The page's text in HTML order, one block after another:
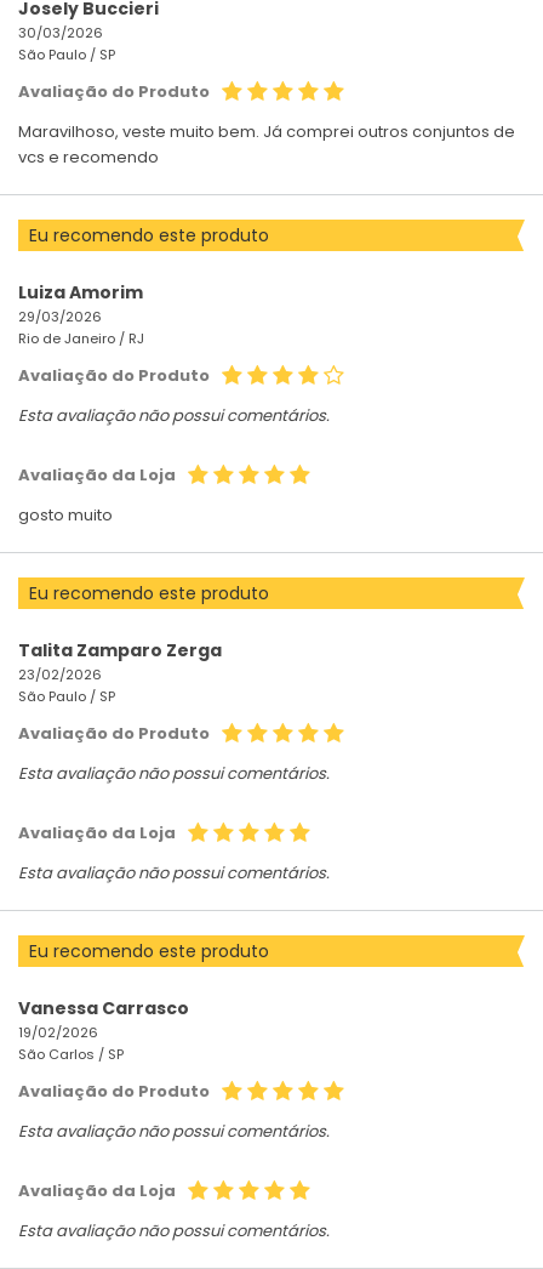
Josely Buccieri
30/03/2026
São Paulo / SP
Avaliação do Produto
Maravilhoso, veste muito bem. Já comprei outros conjuntos de
vcs e recomendo
Eu recomendo este produto
Luiza Amorim
29/03/2026
Rio de Janeiro / RJ
Avaliação do Produto
Esta avaliação não possui comentários.
Avaliação da Loja
gosto muito
Eu recomendo este produto
Talita Zamparo Zerga
23/02/2026
São Paulo / SP
Avaliação do Produto
Esta avaliação não possui comentários.
Avaliação da Loja
Esta avaliação não possui comentários.
Eu recomendo este produto
Vanessa Carrasco
19/02/2026
São Carlos / SP
Avaliação do Produto
Esta avaliação não possui comentários.
Avaliação da Loja
Esta avaliação não possui comentários.